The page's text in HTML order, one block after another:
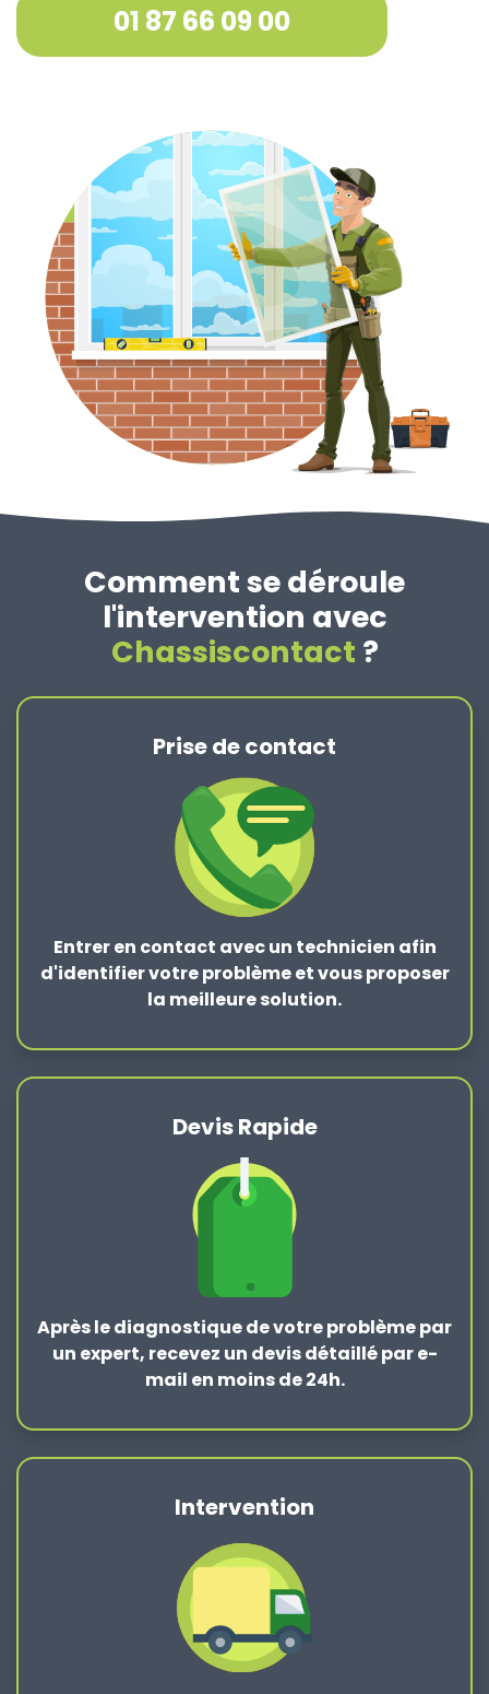
01 87 66 09 00
Comment se déroule
l'intervention avec
Chassiscontact ?
Prise de contact
Entrer en contact avec un technicien afin
d'identifier votre problème et vous proposer
la meilleure solution.
Devis Rapide
Après lediagnostique de votre problèmepar
un expert, recevez un devis détaillé par e-
mail en moins de 24h.
Intervention